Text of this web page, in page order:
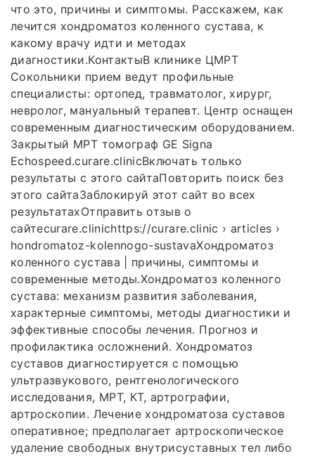
что это, причины и симптомы. Расскажем, как
лечится хондроматоз коленного сустава, к
какому врачу идти и методах
диагностики.КонтактыВ клинике ЦМРТ
Сокольники прием ведут профильные
специалисты: ортопед, травматолог, хирург,
невролог, мануальный терапевт. Центр оснащен
современным диагностическим оборудованием.
Закрытый МРТ томограф GE Signa
Echospeed.curare.clinicВключать только
результаты с этого сайтаПовторить поиск без
этого сайтаЗаблокируй этот сайт во всех
результатахОтправить отзыв о
сайтеcurare.clinichttps://curare.clinic › articles ›
hondromatoz-kolennogo-sustavaХондроматоз
коленного сустава | причины, симптомы и
современные методы.Хондроматоз коленного
сустава: механизм развития заболевания,
характерные симптомы, методы диагностики и
эффективные способы лечения. Прогноз и
профилактика осложнений. Хондроматоз
суставов диагностируется с помощью
ультразвукового, рентгенологического
исследования, МРТ, КТ, артрографии,
артроскопии. Лечение хондроматоза суставов
оперативное; предполагает артроскопическое
удаление свободных внутрисуставных тел либо